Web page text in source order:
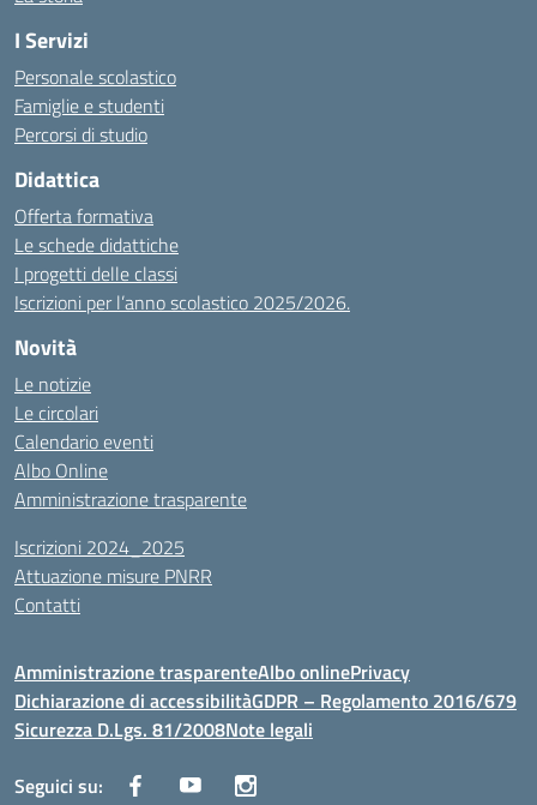
I Servizi
Personale scolastico
Famiglie e studenti
Percorsi di studio
Didattica
Offerta formativa
Le schede didattiche
I progetti delle classi
Iscrizioni per l’anno scolastico 2025/2026.
Novità
Le notizie
Le circolari
Calendario eventi
Albo Online
Amministrazione trasparente
Iscrizioni 2024_2025
Attuazione misure PNRR
Contatti
Amministrazione trasparenteAlbo onlinePrivacy
Dichiarazione di accessibilitàGDPR – Regolamento 2016/679
Sicurezza D.Lgs. 81/2008Note legali
Seguici su: